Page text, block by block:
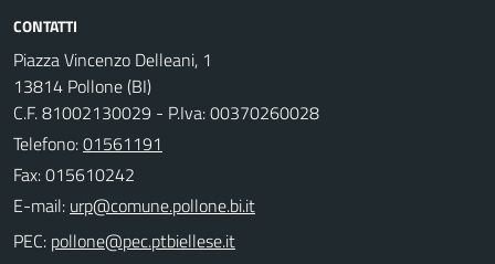
CONTATTI
Piazza Vincenzo Delleani, 1
13814 Pollone (BI)
C.F. 81002130029 - P.Iva: 00370260028
Telefono:01561191
Fax: 015610242
E-mail:
PEC: